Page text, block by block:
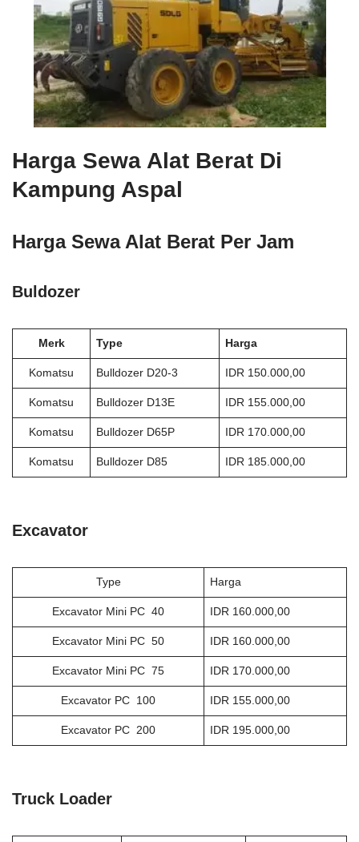
Harga Sewa Alat Berat Di
Kampung Aspal
Harga Sewa Alat Berat Per Jam
Buldozer
Merk Type Harga
Komatsu Bulldozer D20-3 IDR 150.000,00
Komatsu Bulldozer D13E IDR 155.000,00
Komatsu Bulldozer D65P IDR 170.000,00
Komatsu Bulldozer D85 IDR 185.000,00
Excavator
Type Harga
Excavator Mini PC 40 IDR 160.000,00
Excavator Mini PC 50 IDR 160.000,00
Excavator Mini PC 75 IDR 170.000,00
Excavator PC 100 IDR 155.000,00
Excavator PC 200 IDR 195.000,00
Truck Loader